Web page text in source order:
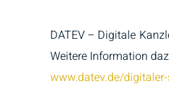
DATEV – Digitale
Weitere Information
www.datev.de/